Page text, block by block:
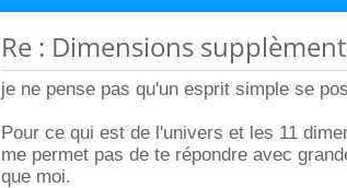
Re : Dimensions
je ne pense pas qu'un esprit simple se
Pour ce qui est de l'univers et les 11
me permet pas de te répondre avec
que moi.